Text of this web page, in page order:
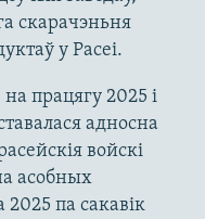
скарачэньня
у Расеі.
працягу 2025 і
адносна
войскі
асобных
2025 па сакавік